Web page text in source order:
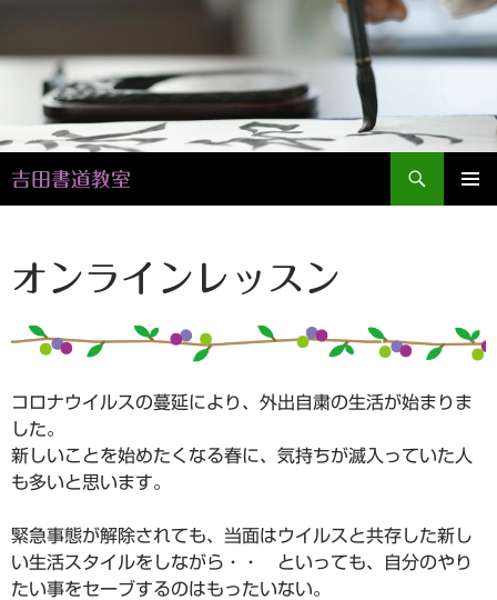
吉田書道教室
索
ン
ツ
ス
プ
オンラインレッスン
コロナウイルスの蔓延により、外出自粛の生活が始まりま
した。
新しいことを始めたくなる春に、気持ちが滅入っていた人
も多いと思います。
緊急事態が解除されても、当面はウイルスと共存した新し
い生活スタイルをしながら・・ といっても、自分のやり
たい事をセーブするのはもったいない。